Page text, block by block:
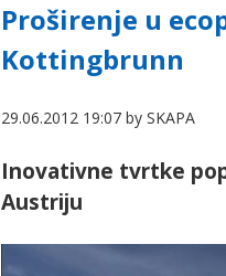
Proširenje u
Kottingbrunn
29.06.2012 19:07 by SKAPA
Inovativne tvrtke
Austriju